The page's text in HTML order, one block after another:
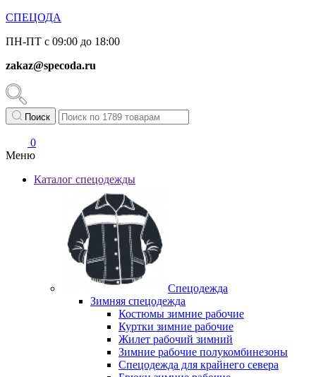
СПЕЦОДА
ПН-ПТ с 09:00 до 18:00
zakaz@specoda.ru
Поиск
0
Меню
Каталог спецодежды
Спецодежда
Зимняя спецодежда
Костюмы зимние рабочие
Куртки зимние рабочие
Жилет рабочий зимний
Зимние рабочие полукомбинезоны
Спецодежда для крайнего севера